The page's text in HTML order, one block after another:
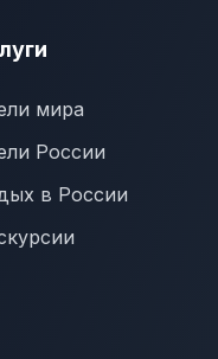
мира
России
в России